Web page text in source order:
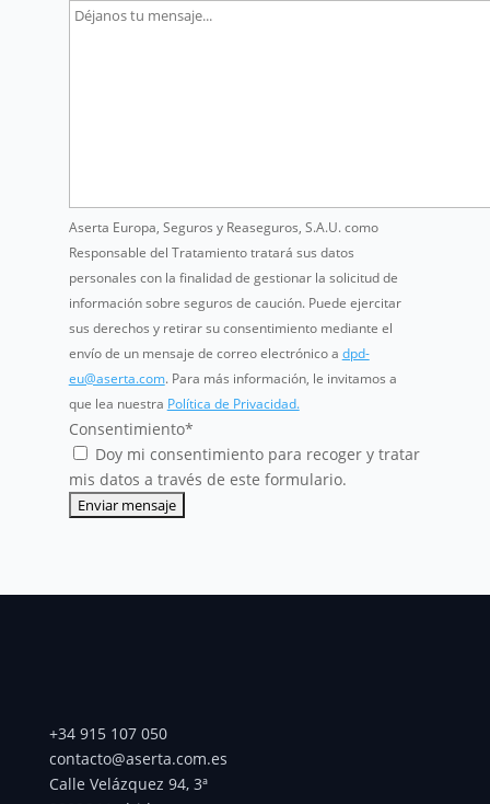
Aserta Europa, Seguros y Reaseguros, S.A.U. como
Responsable del Tratamiento tratará sus datos
personales con la finalidad de gestionar la solicitud de
información sobre seguros de caución. Puede ejercitar
sus derechos y retirar su consentimiento mediante el
envío de un mensaje de correo electrónico a dpd-
eu@aserta.com. Para más información, le invitamos a
que lea nuestra Política de Privacidad.
Consentimiento*
Doy mi consentimiento para recoger y tratar
mis datos a través de este formulario.
+34 915 107 050
contacto@aserta.com.es
Calle Velázquez 94, 3ª